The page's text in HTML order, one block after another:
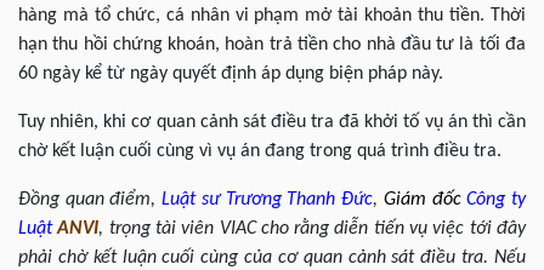
hàng mà tổ chức, cá nhân vi phạm mở tài khoản thu tiền. Thời
hạn thu hồi chứng khoán, hoàn trả tiền cho nhà đầu tư là tối đa
60 ngày kể từ ngày quyết định áp dụng biện pháp này.
Tuy nhiên, khi cơ quan cảnh sát điều tra đã khởi tố vụ án thì cần
chờ kết luận cuối cùng vì vụ án đang trong quá trình điều tra.
Đồng quan điểm,Luật sư Trương Thanh Đức, Giám đốcCông ty
Luật ANVI, trọng tài viên VIAC cho rằng diễn tiến vụ việc tới đây
phải chờ kết luận cuối cùng của cơ quan cảnh sát điều tra. Nếu